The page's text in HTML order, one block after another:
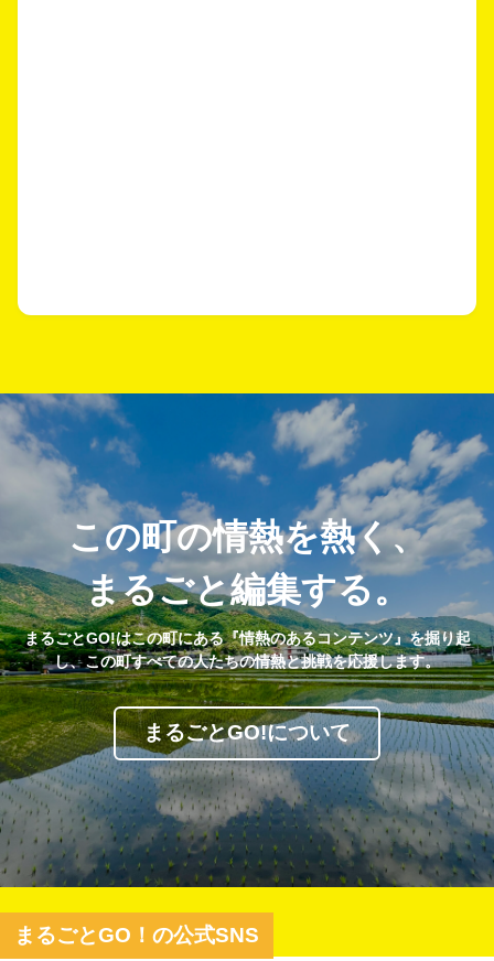
この町の情熱を熱く、
まるごと編集する。
まるごとGO!はこの町にある『情熱のあるコンテンツ』を掘り起
し、この町すべての人たちの情熱と挑戦を応援します。
まるごとGO!について
まるごとGO！の公式SNS